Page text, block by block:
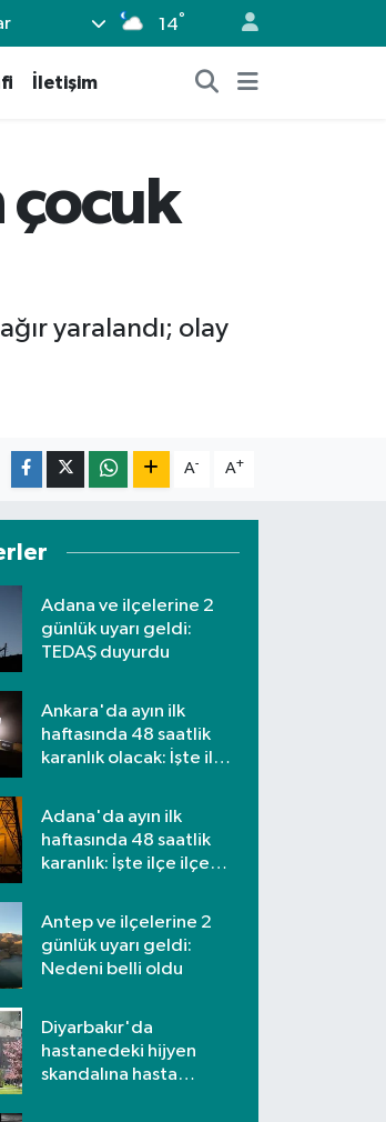
14°
İletişim
çocuk
yaralandı; olay
A- A+
Adana ve ilçelerine 2
günlük uyarı geldi:
TEDAŞ duyurdu
Ankara'da ayın ilk
haftasında 48 saatlik
karanlık olacak: İşte ilçe
Adana'da ayın ilk
haftasında 48 saatlik
karanlık: İşte ilçe ilçe
Antep ve ilçelerine 2
günlük uyarı geldi:
Nedeni belli oldu
Diyarbakır'da
hastanedeki hijyen
skandalına hasta